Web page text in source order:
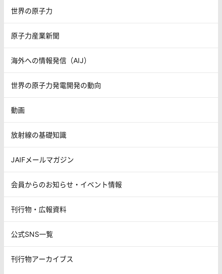
世界の原子力
原子力産業新聞
海外への情報発信（AIJ）
世界の原子力発電開発の動向
動画
放射線の基礎知識
JAIFメールマガジン
会員からのお知らせ・イベント情報
刊行物・広報資料
公式SNS一覧
刊行物アーカイブス